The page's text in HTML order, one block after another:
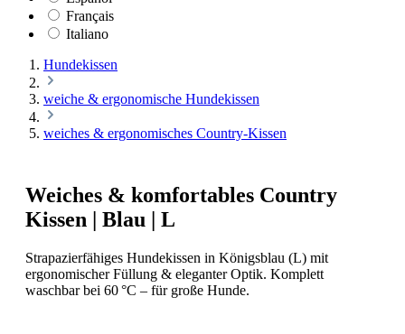
Français
Italiano
Hundekissen
weiche & ergonomische Hundekissen
weiches & ergonomisches Country-Kissen
Weiches & komfortables Country
Kissen | Blau | L
Strapazierfähiges Hundekissen in Königsblau (L) mit
ergonomischer Füllung & eleganter Optik. Komplett
waschbar bei 60 °C – für große Hunde.